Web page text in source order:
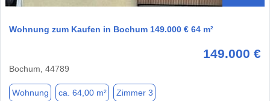
Wohnung zum Kaufen in Bochum 149.000 € 64 m²
149.000 €
Bochum, 44789
Wohnung ca. 64,00 m² Zimmer 3